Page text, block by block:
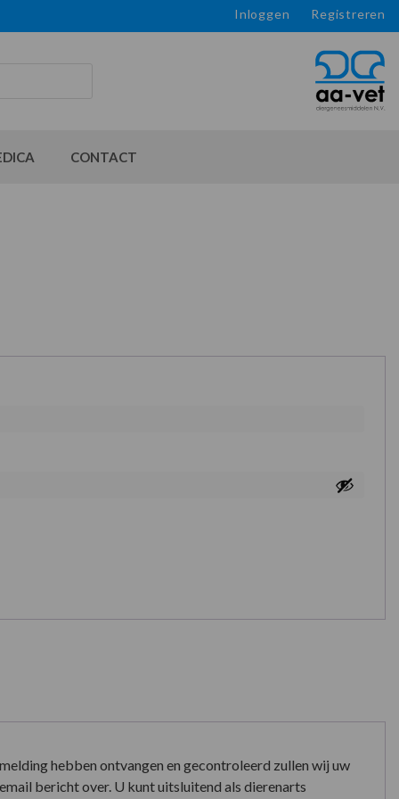
Inloggen Registreren
CONTACT
hebben ontvangen en gecontroleerd zullen wij uw
bericht over. U kunt uitsluitend als dierenarts